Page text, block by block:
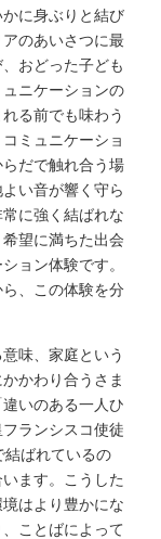
に身ぶりと結び
のあいさつに最
おどった子ども
ニケーションの
る前でも味わう
ミュニケーショ
だで触れ合う場
い音が響く守ら
に強く結ばれな
望に満ちた出会
ョン体験です。
、この体験を分
味、家庭という
かわり合うさま
いのある一人ひ
ランシスコ使徒
結ばれているの
ます。こうした
はより豊かにな
ことばによって